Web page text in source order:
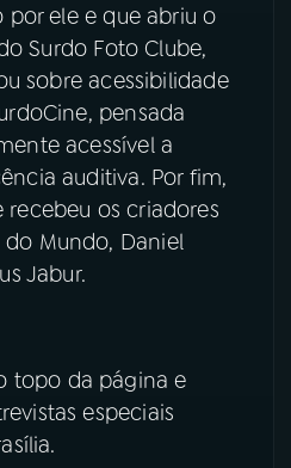
Facebook
X
por ele e que abriu o
Surdo Foto Clube,
sobre acessibilidade
pensada
acessível a
auditiva. Por fim,
os criadores
Mundo, Daniel
Jabur.
topo da página e
especiais